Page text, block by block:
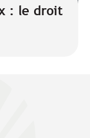
: le droit